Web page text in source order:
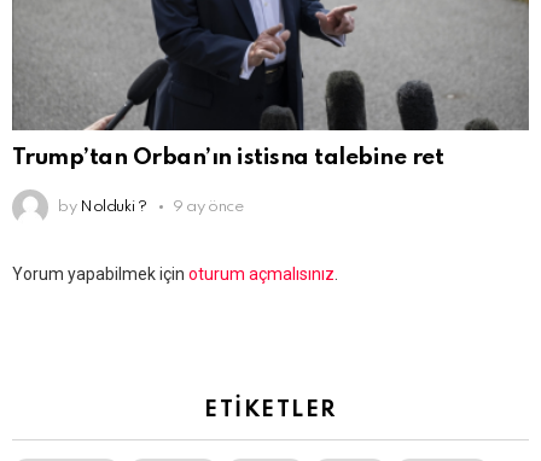
Trump’tan Orban’ın istisna talebine ret
by Nolduki ? 9 ay önce
Bir
Yorum yapabilmek için oturum açmalısınız
ETIKETLER